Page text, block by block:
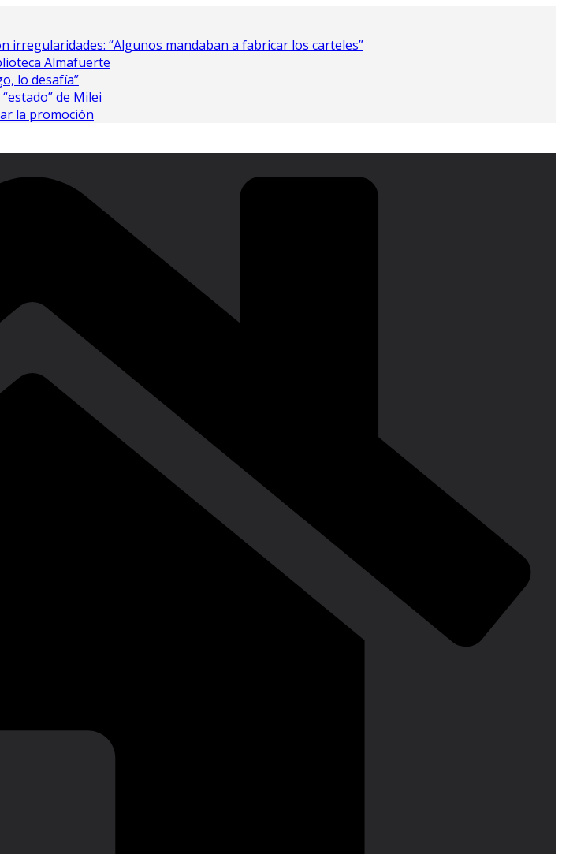
irregularidades: “Algunos mandaban a fabricar los carteles”
Almafuerte
lo desafía”
de Milei
la promoción